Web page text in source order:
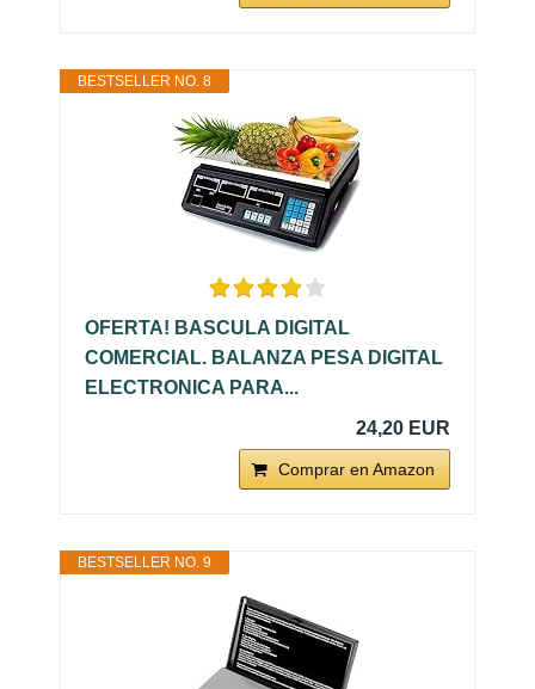
BESTSELLER NO. 8
OFERTA! BASCULA DIGITAL
COMERCIAL. BALANZA PESA DIGITAL
ELECTRONICA PARA...
24,20 EUR
Comprar en Amazon
BESTSELLER NO. 9